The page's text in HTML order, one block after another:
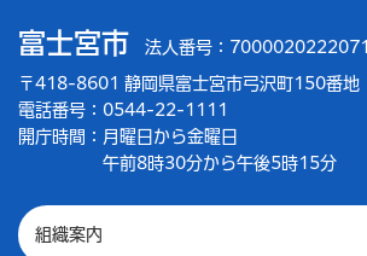
富士宮市 法人番号：7000020222071
〒418-8601 静岡県富士宮市弓沢町150番地
電話番号：0544-22-1111
開庁時間： 月曜日から金曜日
午前8時30分から午後5時15分
組織案内